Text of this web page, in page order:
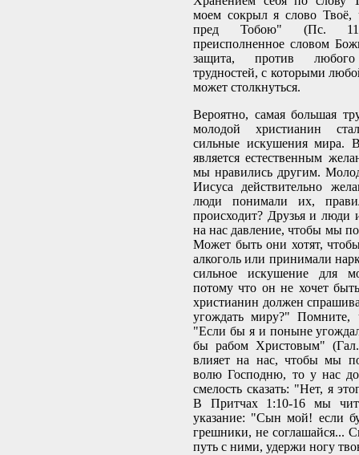
моем сокрыл я слово Твоё,
пред Тобою" (Пс.
преисполненное словом
защита, против
трудностей, с которыми
может столкнуться.
Вероятно, самая большая
молодой христианин
сильные искушения мира.
является естественным
мы нравились другим.
Иисуса действительно
люди понимали их,
происходит? Друзья и люди
на нас давление, чтобы мы
Может быть они хотят,
алкоголь или принимали
сильное искушение для
потому что он не хочет
христианин должен
угождать миру?" Помните,
"Если бы я и поныне
бы рабом Христовым" (Гал.
влияет на нас, чтобы мы
волю Господню, то у нас
смелость сказать: "Нет, я
В Притчах 1:10-16 мы
указание: "Сын мой! если
грешники, не соглашайся...
путь с ними, удержи ногу